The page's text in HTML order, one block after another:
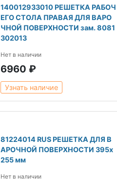
140012933010 РЕШЕТКА РАБОЧ
ЕГО СТОЛА ПРАВАЯ ДЛЯ ВАРО
ЧНОЙ ПОВЕРХНОСТИ зам. 8081
302013
Нет в наличии
6960 ₽
Узнать наличие
81224014 RUS РЕШЕТКА ДЛЯ В
АРОЧНОЙ ПОВЕРХНОСТИ 395x
255 мм
Нет в наличии